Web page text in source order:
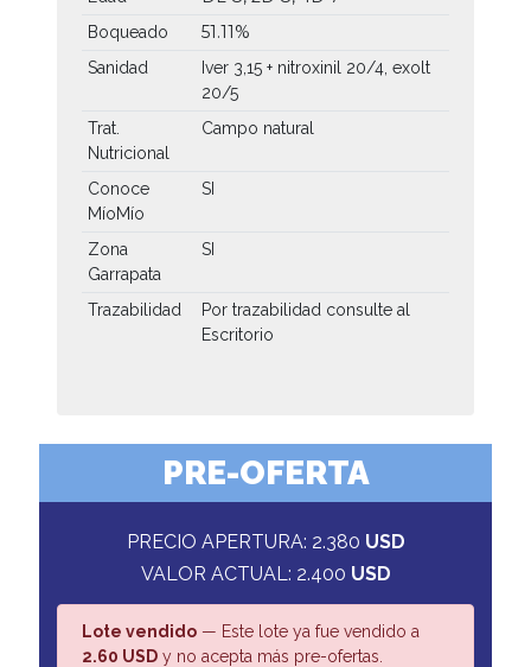
Boqueado 51.11%
Sanidad
Iver 3,15 + nitroxinil 20/4, exolt
20/5
Trat.
Nutricional
Campo natural
Conoce
MíoMío
SI
Zona
Garrapata
SI
Trazabilidad
Por trazabilidad consulte al
Escritorio
PRE-OFERTA
PRECIO APERTURA: 2.380 USD
VALOR ACTUAL: 2.400 USD
Lote vendido — Este lote ya fue vendido a
2.60 USD y no acepta más pre-ofertas.